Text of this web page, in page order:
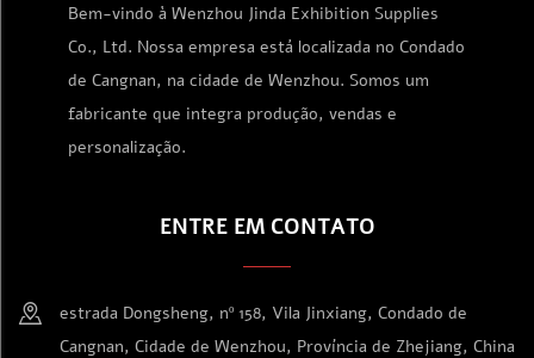
Bem-vindo à Wenzhou Jinda Exhibition Supplies
Co., Ltd. Nossa empresa está localizada no Condado
de Cangnan, na cidade de Wenzhou. Somos um
fabricante que integra produção, vendas e
personalização.
ENTRE EM CONTATO
estrada Dongsheng, nº 158, Vila Jinxiang, Condado de
Cangnan, Cidade de Wenzhou, Província de Zhejiang, China